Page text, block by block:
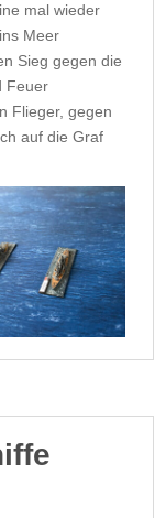
mal wieder
Meer
Sieg gegen die
Feuer
Flieger, gegen
auf die Graf